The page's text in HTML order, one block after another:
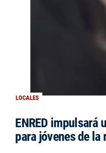
LOCALES
ENRED
para jóvenes de la